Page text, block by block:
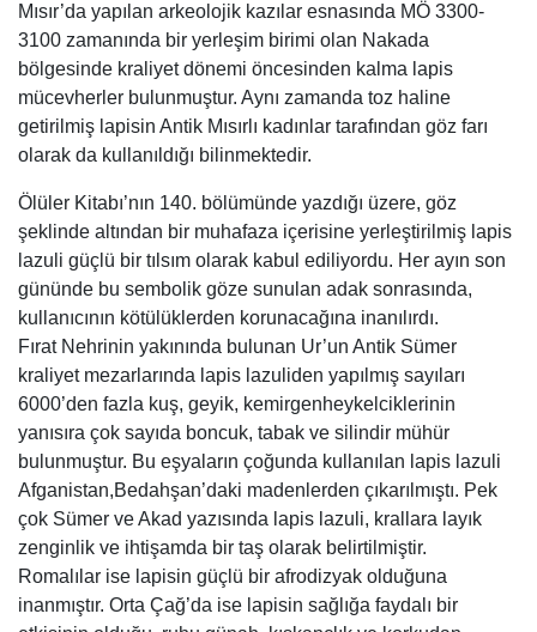
Mısır’da yapılan arkeolojik kazılar esnasında MÖ 3300-
3100 zamanında bir yerleşim birimi olan Nakada
bölgesinde kraliyet dönemi öncesinden kalma lapis
mücevherler bulunmuştur. Aynı zamanda toz haline
getirilmiş lapisin Antik Mısırlı kadınlar tarafından göz farı
olarak da kullanıldığı bilinmektedir.
Ölüler Kitabı’nın 140. bölümünde yazdığı üzere, göz
şeklinde altından bir muhafaza içerisine yerleştirilmiş lapis
lazuli güçlü bir tılsım olarak kabul ediliyordu. Her ayın son
gününde bu sembolik göze sunulan adak sonrasında,
kullanıcının kötülüklerden korunacağına inanılırdı.
Fırat Nehrinin yakınında bulunan Ur’un Antik Sümer
kraliyet mezarlarında lapis lazuliden yapılmış sayıları
6000’den fazla kuş, geyik, kemirgenheykelciklerinin
yanısıra çok sayıda boncuk, tabak ve silindir mühür
bulunmuştur. Bu eşyaların çoğunda kullanılan lapis lazuli
Afganistan,Bedahşan’daki madenlerden çıkarılmıştı. Pek
çok Sümer ve Akad yazısında lapis lazuli, krallara layık
zenginlik ve ihtişamda bir taş olarak belirtilmiştir.
Romalılar ise lapisin güçlü bir afrodizyak olduğuna
inanmıştır. Orta Çağ’da ise lapisin sağlığa faydalı bir